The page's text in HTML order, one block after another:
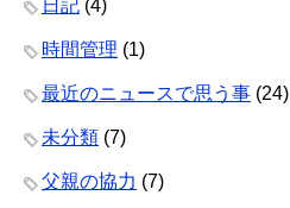
日記 (4)
時間管理 (1)
最近のニュースで思う事 (24)
未分類 (7)
父親の協力 (7)